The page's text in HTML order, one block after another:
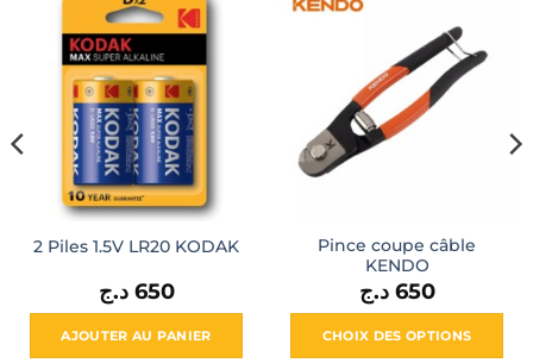
2 Piles 1.5V LR20 KODAK
650 د.ج
AJOUTER AU PANIER
Pince coupe câble
KENDO
650 د.ج
CHOIX DES OPTIONS